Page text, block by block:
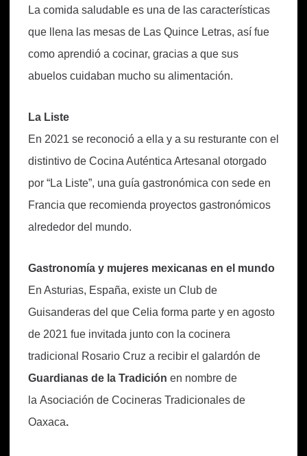
La comida saludable es una de las características
que llena las mesas de Las Quince Letras, así fue
como aprendió a cocinar, gracias a que sus
abuelos cuidaban mucho su alimentación.
La Liste
En 2021 se reconoció a ella y a su resturante con el
distintivo de Cocina Auténtica Artesanal otorgado
por “La Liste”, una guía gastronómica con sede en
Francia que recomienda proyectos gastronómicos
alrededor del mundo.
Gastronomía y mujeres mexicanas en el mundo
En Asturias, España, existe un Club de
Guisanderas del que Celia forma parte y en agosto
de 2021 fue invitada junto con la cocinera
tradicional Rosario Cruz a recibir el galardón de
Guardianas de la Tradición en nombre de
la Asociación de Cocineras Tradicionales de
Oaxaca.